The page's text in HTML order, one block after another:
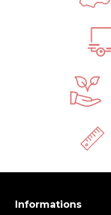
Informations